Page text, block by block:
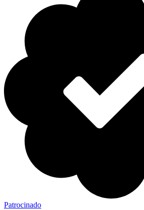
Patrocinado